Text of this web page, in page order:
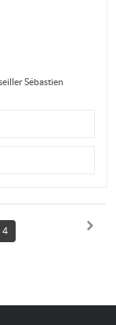
Sébastien
4